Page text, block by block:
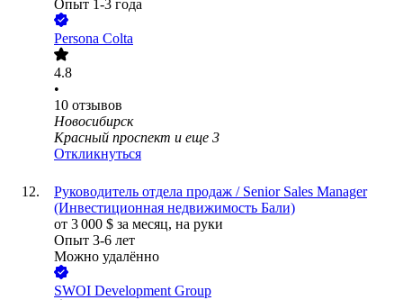
Опыт 1-3 года
Persona Colta
4.8
•
10 отзывов
Новосибирск
Красный проспект и еще 3
Откликнуться
Руководитель отдела продаж / Senior Sales Manager
(Инвестиционная недвижимость Бали)
от 3 000 $ за месяц, на руки
Опыт 3-6 лет
Можно удалённо
SWOI Development Group